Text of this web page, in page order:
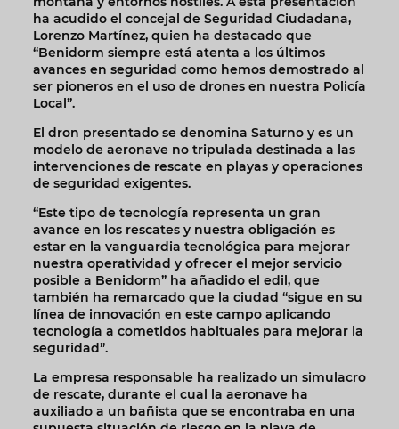
ha acudido el concejal de Seguridad Ciudadana,
Lorenzo Martínez, quien ha destacado que
“Benidorm siempre está atenta a los últimos
avances en seguridad como hemos demostrado al
ser pioneros en el uso de drones en nuestra Policía
Local”.
El dron presentado se denomina Saturno y es un
modelo de aeronave no tripulada destinada a las
intervenciones de rescate en playas y operaciones
de seguridad exigentes.
“Este tipo de tecnología representa un gran
avance en los rescates y nuestra obligación es
estar en la vanguardia tecnológica para mejorar
nuestra operatividad y ofrecer el mejor servicio
posible a Benidorm” ha añadido el edil, que
también ha remarcado que la ciudad “sigue en su
línea de innovación en este campo aplicando
tecnología a cometidos habituales para mejorar la
seguridad”.
La empresa responsable ha realizado un simulacro
de rescate, durante el cual la aeronave ha
auxiliado a un bañista que se encontraba en una